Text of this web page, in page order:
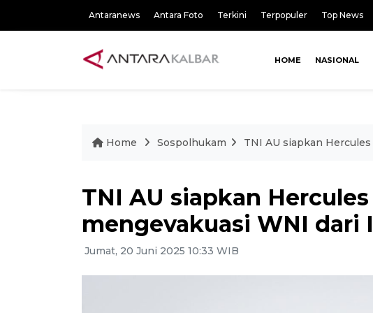
Antaranews Antara Foto Terkini Terpopuler Top News
HOME NASIONAL
Home Sospolhukam TNI AU siapkan
TNI AU siapkan
mengevakuasi WNI dari
Jumat, 20 Juni 2025 10:33 WIB